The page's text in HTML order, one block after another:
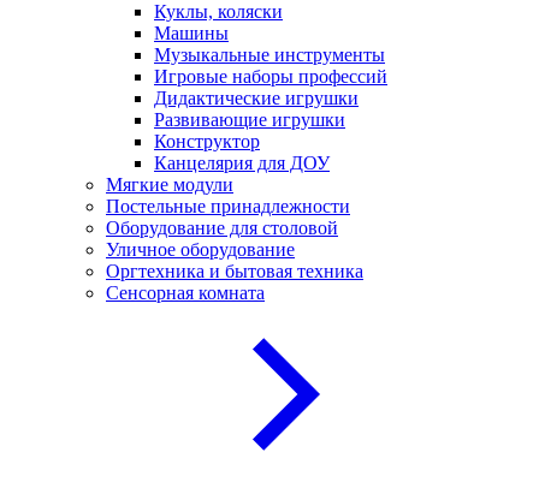
Куклы, коляски
Машины
Музыкальные инструменты
Игровые наборы профессий
Дидактические игрушки
Развивающие игрушки
Конструктор
Канцелярия для ДОУ
Мягкие модули
Постельные принадлежности
Оборудование для столовой
Уличное оборудование
Оргтехника и бытовая техника
Сенсорная комната